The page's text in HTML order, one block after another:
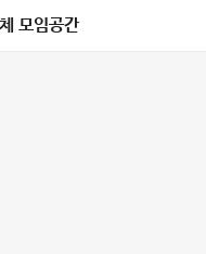
모임공간